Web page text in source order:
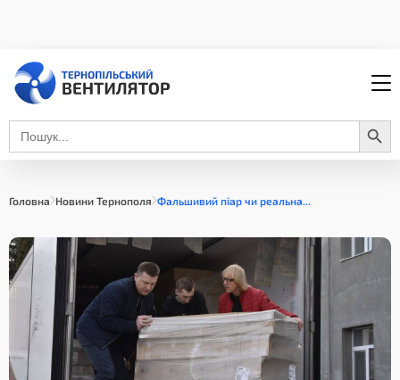
Search
for:
Search Button
Головна Новини Тернополя Фальшивий піар чи реальна...